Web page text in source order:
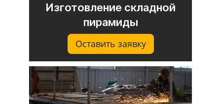
Изготовление складной
пирамиды
Оставить заявку